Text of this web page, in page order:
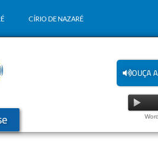
CÍRIO DE NAZARÉ
OUÇA